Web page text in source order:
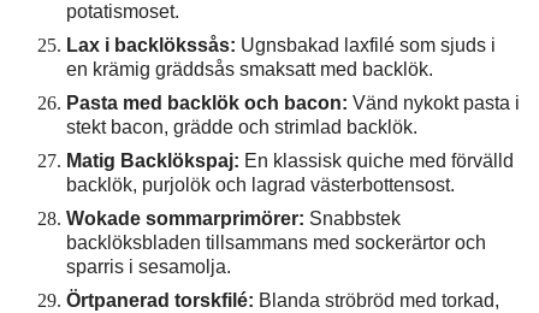
potatismoset.
Lax i backlökssås: Ugnsbakad laxfilé som sjuds i
en krämig gräddsås smaksatt med backlök.
Pasta med backlök och bacon: Vänd nykokt pasta i
stekt bacon, grädde och strimlad backlök.
Matig Backlökspaj: En klassisk quiche med förvälld
backlök, purjolök och lagrad västerbottensost.
Wokade sommarprimörer: Snabbstek
backlöksbladen tillsammans med sockerärtor och
sparris i sesamolja.
Örtpanerad torskfilé: Blanda ströbröd med torkad,